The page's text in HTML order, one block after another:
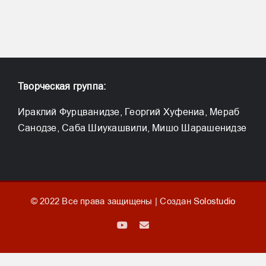
Творческая группа:
Ираклий Фурцванидзе, Георгий Хуфениа, Мераб
Санодзе, Саба Шиукашвили, Мишо Шарашенидзе
© 2022 Все права защищены | Создан Solostudio
YouTubeEmail